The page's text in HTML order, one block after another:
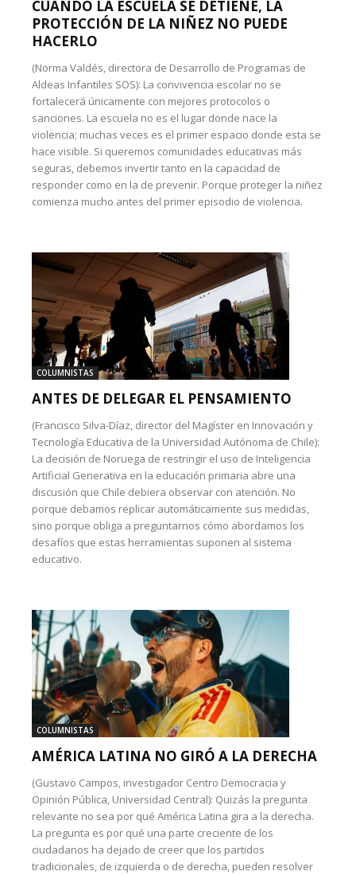
CUANDO LA ESCUELA SE DETIENE, LA
PROTECCIÓN DE LA NIÑEZ NO PUEDE
HACERLO
(Norma Valdés, directora de Desarrollo de Programas de
Aldeas Infantiles SOS): La convivencia escolar no se
fortalecerá únicamente con mejores protocolos o
sanciones. La escuela no es el lugar donde nace la
violencia; muchas veces es el primer espacio donde esta se
hace visible. Si queremos comunidades educativas más
seguras, debemos invertir tanto en la capacidad de
responder como en la de prevenir. Porque proteger la niñez
comienza mucho antes del primer episodio de violencia.
COLUMNISTAS
ANTES DE DELEGAR EL PENSAMIENTO
(Francisco Silva-Díaz, director del Magíster en Innovación y
Tecnología Educativa de la Universidad Autónoma de Chile):
La decisión de Noruega de restringir el uso de Inteligencia
Artificial Generativa en la educación primaria abre una
discusión que Chile debiera observar con atención. No
porque debamos replicar automáticamente sus medidas,
sino porque obliga a preguntarnos cómo abordamos los
desafíos que estas herramientas suponen al sistema
educativo.
COLUMNISTAS
AMÉRICA LATINA NO GIRÓ A LA DERECHA
(Gustavo Campos, investigador Centro Democracia y
Opinión Pública, Universidad Central): Quizás la pregunta
relevante no sea por qué América Latina gira a la derecha.
La pregunta es por qué una parte creciente de los
ciudadanos ha dejado de creer que los partidos
tradicionales, de izquierda o de derecha, pueden resolver